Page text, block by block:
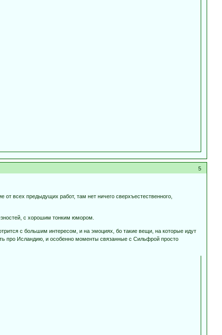
5
всех предыдущих работ, там нет ничего сверхъестественного,
с хорошим тонким юмором.
с большим интересом, и на эмоциях, бо такие вещи, на которые идут
про Исландию, и особенно моменты связанные с Сильфрой просто